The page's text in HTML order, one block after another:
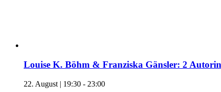
Louise K. Böhm & Franziska Gänsler: 2
22. August | 19:30 - 23:00